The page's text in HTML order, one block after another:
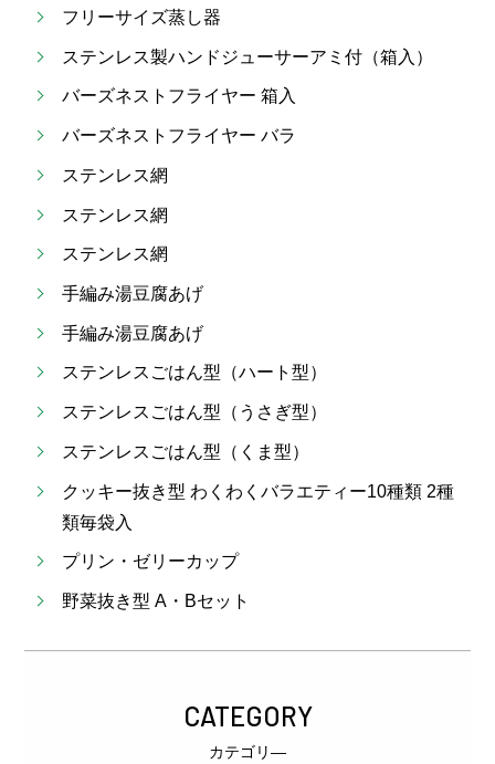
フリーサイズ蒸し器
ステンレス製ハンドジューサーアミ付（箱入）
バーズネストフライヤー 箱入
バーズネストフライヤー バラ
ステンレス網
ステンレス網
ステンレス網
手編み湯豆腐あげ
手編み湯豆腐あげ
ステンレスごはん型（ハート型）
ステンレスごはん型（うさぎ型）
ステンレスごはん型（くま型）
クッキー抜き型 わくわくバラエティー10種類 2種
類毎袋入
プリン・ゼリーカップ
野菜抜き型 A・Bセット
CATEGORY
カテゴリ―